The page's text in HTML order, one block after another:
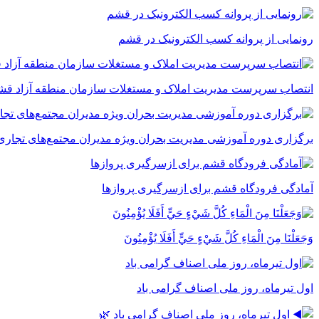
رونمایی از پروانه کسب الکترونیک در قشم
انتصاب سرپرست مدیریت املاک و مستغلات سازمان منطقه آزاد
برگزاری دوره آموزشی مدیریت بحران ویژه مدیران مجتمع‌های
آمادگی فرودگاه قشم برای ازسرگیری پروازها
وَجَعَلْنَا مِنَ الْمَاءِ كُلَّ شَيْءٍ حَيٍّ أَفَلَا يُؤْمِنُونَ
اول تیرماه، روز ملی اصناف گرامی باد